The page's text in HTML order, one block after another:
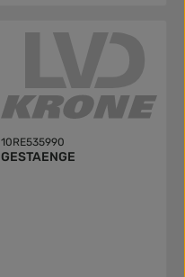
10RE535990
GESTAENGE